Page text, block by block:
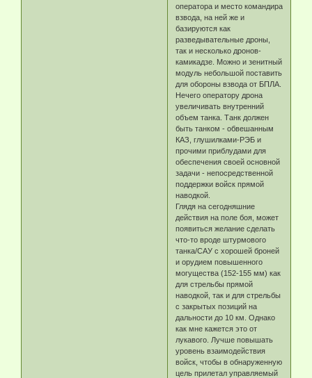
оператора и место командира
взвода, на ней же и
базируются как
разведывательные дроны,
так и несколько дронов-
камикадзе. Можно и зенитный
модуль небольшой поставить
для обороны взвода от БПЛА.
Нечего оператору дрона
увеличивать внутренний
объем танка. Танк должен
быть танком - обвешанным
КАЗ, глушилками-РЭБ и
прочими приблудами для
обеспечения своей основной
задачи - непосредственной
поддержки войск прямой
наводкой.
Глядя на сегодняшние
действия на поле боя, может
появиться желание сделать
что-то вроде штурмового
танка/САУ с хорошей броней
и орудием повышенного
могущества (152-155 мм) как
для стрельбы прямой
наводкой, так и для стрельбы
с закрытых позиций на
дальности до 10 км. Однако
как мне кажется это от
лукавого. Лучше повышать
уровень взаимодействия
войск, чтобы в обнаруженную
цель прилетал управляемый